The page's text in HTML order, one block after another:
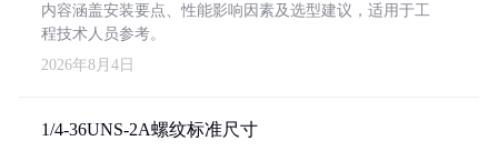
内容涵盖安装要点、性能影响因素及选型建议，适用于工
程技术人员参考。
2026年8月4日
1/4-36UNS-2A螺纹标准尺寸